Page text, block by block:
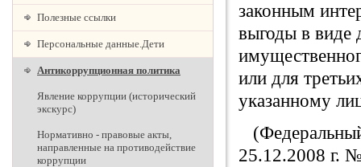
Полезные ссылки
Персональные данные.Дети
Антикоррупционная политика
Явление коррупции (исторический
экскурс)
Нормативно - правовые акты,
направленные на противодействие
коррупции
законным
выгоды в виде
или для
указанному
25.12.2008 г.